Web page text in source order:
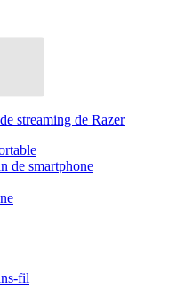
streaming de Razer
de smartphone
fil